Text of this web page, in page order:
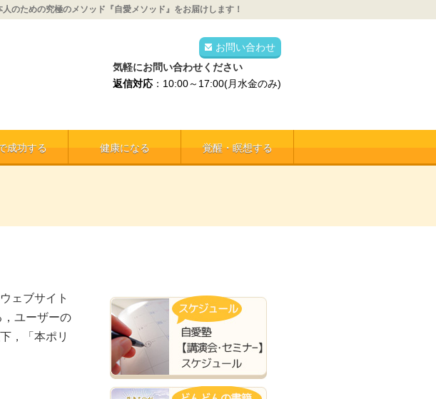
のための究極のメソッド『自愛メソッド』をお届けします！
お問い合わせ
気軽にお問い合わせください
返信対応 ：10:00～17:00(月水金のみ)
成功する 健康になる 覚醒・瞑想する
ェブサイト
，ユーザーの
，「本ポリ